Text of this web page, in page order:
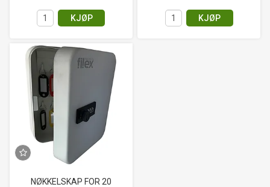
KJØP KJØP
NØKKELSKAP FOR 20